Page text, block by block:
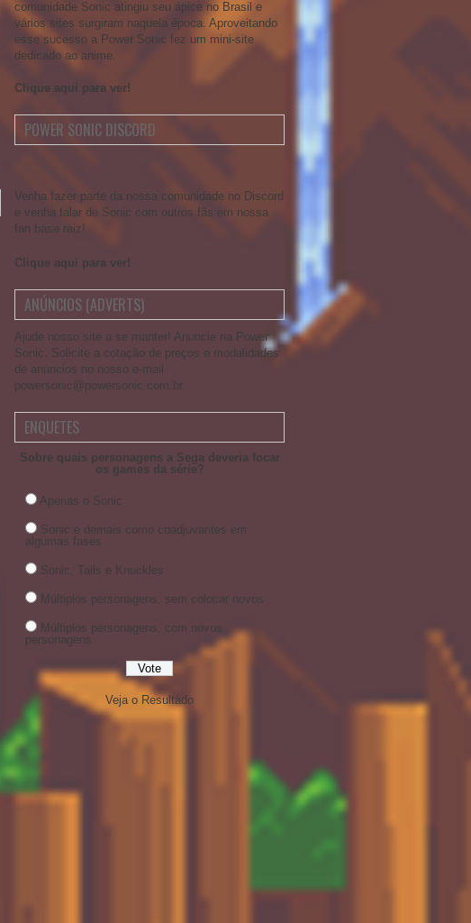
comunidade Sonic atingiu seu ápice no Brasil e
vários sites surgiram naquela época. Aproveitando
esse sucesso a Power Sonic fez um mini-site
dedicado ao anime.
Clique aqui para ver!
POWER SONIC DISCORD
Venha fazer parte da nossa comunidade no Discord
e venha falar de Sonic com outros fãs em nossa
fan base raiz!
Clique aqui para ver!
ANÚNCIOS (ADVERTS)
Ajude nosso site a se manter! Anuncie na Power
Sonic. Solicite a cotação de preços e modalidades
de anúncios no nosso e-mail
powersonic@powersonic.com.br
ENQUETES
Sobre quais personagens a Sega deveria focar
os games da série?
Apenas o Sonic
Sonic e demais como coadjuvantes em
algumas fases
Sonic, Tails e Knuckles
Múltiplos personagens, sem colocar novos
Múltiplos personagens, com novos
personagens
Veja o Resultado